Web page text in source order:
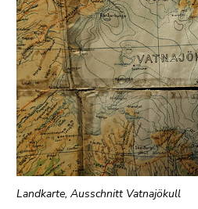
Landkarte, Ausschnitt Vatnajökull